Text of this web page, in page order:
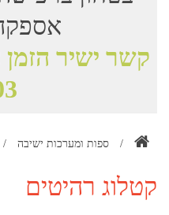
קשר ישיר הזמן
/ ספות ומערכות ישיבה /
קטלוג רהיטים